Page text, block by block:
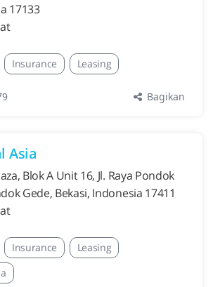
17133
Insurance Leasing
Bagikan
Asia
Blok A Unit 16, Jl. Raya Pondok
Gede, Bekasi, Indonesia 17411
Insurance
Leasing